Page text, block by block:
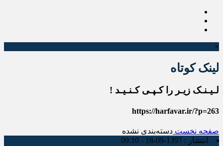
×
لینک کوتاه
لـیـنـک زیـر را کـپـی کـنـیـد !
https://harfavar.ir/?p=263
صفحه نخست دسته‌بندی نشده
انتشار : 1397-09-18 - 09:10